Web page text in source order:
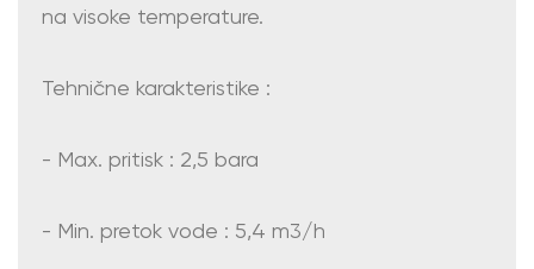
na visoke temperature.
Tehnične karakteristike :
- Max. pritisk : 2,5 bara
- Min. pretok vode : 5,4 m3/h